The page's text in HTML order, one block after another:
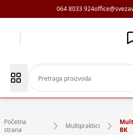
064 8033 924
Početna
strana
Multipraktici
BK